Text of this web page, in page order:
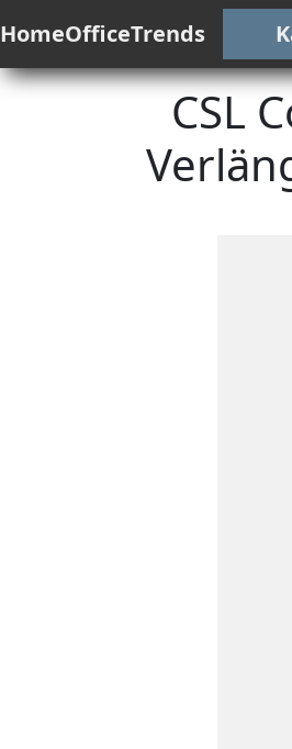
HomeOfficeTrends
CSL